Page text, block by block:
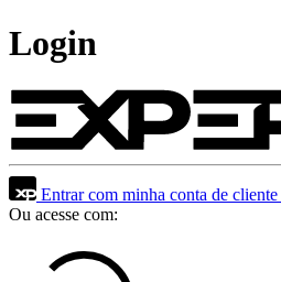
Login
Entrar com minha conta de cliente
Ou acesse com: